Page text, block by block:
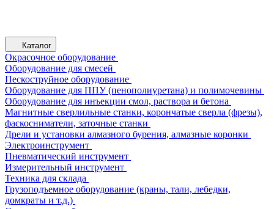
Каталог
Окрасочное оборудование
Оборудование для смесей
Пескоструйное оборудование
Оборудование для ППУ (пенополиуретана) и полимочевины
Оборудование для инъекции смол, раствора и бетона
Магнитные сверлильные станки, корончатые сверла (фрезы),
фаскосниматели, заточные станки
Дрели и установки алмазного бурения, алмазные коронки
Электроинструмент
Пневматический инструмент
Измерительный инструмент
Техника для склада
Грузоподъемное оборудование (краны, тали, лебедки,
домкраты и т.д.)